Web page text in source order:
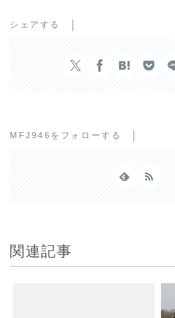
シェアする
MFJ946をフォローする
関連記事